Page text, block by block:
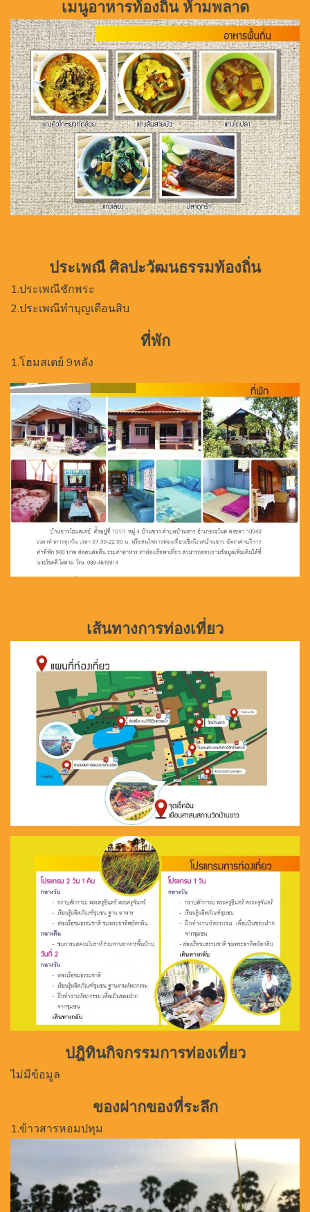
เมนูอาหารท้องถิ่น ห้ามพลาด
ประเพณี ศิลปะวัฒนธรรมท้องถิ่น
1.ประเพณีชักพระ
2.ประเพณีทำบุญเดือนสิบ
ที่พัก
1.โฮมสเตย์ 9หลัง
เส้นทางการท่องเที่ยว
ปฎิทินกิจกรรมการท่องเที่ยว
ไม่มีข้อมูล
ของฝากของที่ระลึก
1.ข้าวสารหอมปทุม